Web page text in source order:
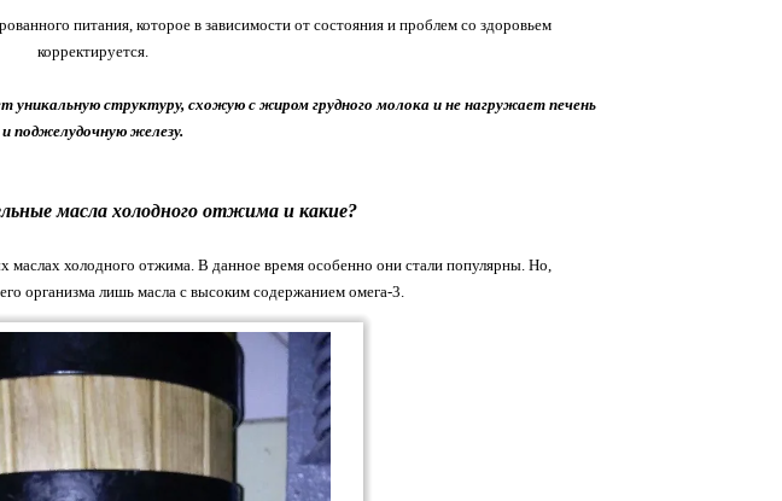
питания, которое в зависимости от состояния и проблем со здоровьем
корректируется.
структуру, схожую с жиром грудного молока и не нагружает печень
и поджелудочную железу.
масла холодного отжима и какие?
маслах холодного отжима. В данное время особенно они стали популярны. Но,
организма лишь масла с высоким содержанием омега-3.